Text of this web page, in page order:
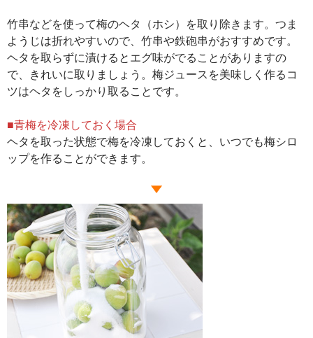
竹串などを使って梅のヘタ（ホシ）を取り除きます。つま
ようじは折れやすいので、竹串や鉄砲串がおすすめです。
ヘタを取らずに漬けるとエグ味がでることがありますの
で、きれいに取りましょう。梅ジュースを美味しく作るコ
ツはヘタをしっかり取ることです。
■青梅を冷凍しておく場合
ヘタを取った状態で梅を冷凍しておくと、いつでも梅シロ
ップを作ることができます。